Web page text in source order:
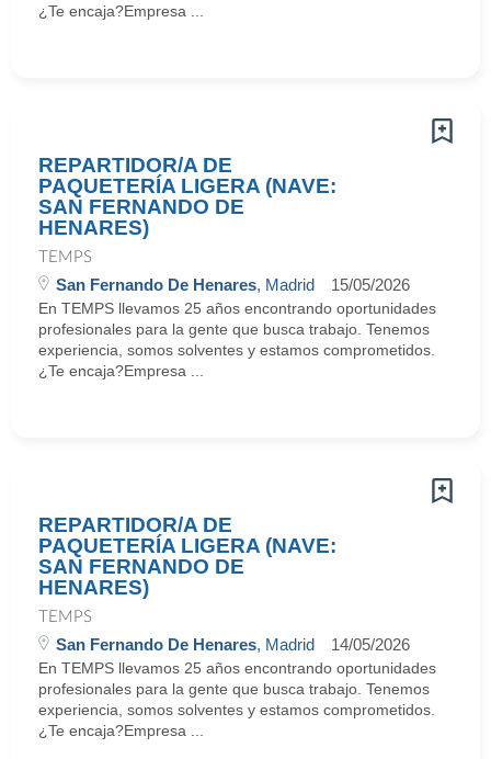
¿Te encaja?Empresa ...
REPARTIDOR/A DE
PAQUETERÍA LIGERA (NAVE:
SAN FERNANDO DE
HENARES)
TEMPS
San Fernando De Henares, Madrid 15/05/2026
En TEMPS llevamos 25 años encontrando oportunidades
profesionales para la gente que busca trabajo. Tenemos
experiencia, somos solventes y estamos comprometidos.
¿Te encaja?Empresa ...
REPARTIDOR/A DE
PAQUETERÍA LIGERA (NAVE:
SAN FERNANDO DE
HENARES)
TEMPS
San Fernando De Henares, Madrid 14/05/2026
En TEMPS llevamos 25 años encontrando oportunidades
profesionales para la gente que busca trabajo. Tenemos
experiencia, somos solventes y estamos comprometidos.
¿Te encaja?Empresa ...